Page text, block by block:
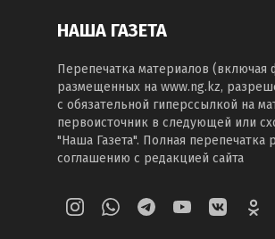
НАША ГАЗЕТА
Перепечатка материалов (включая
размещенных на www.ng.kz,
с обязательной гиперссылкой на
первоисточник в следующей или
"Наша Газета". Полная
соглашению с редакцией сайта